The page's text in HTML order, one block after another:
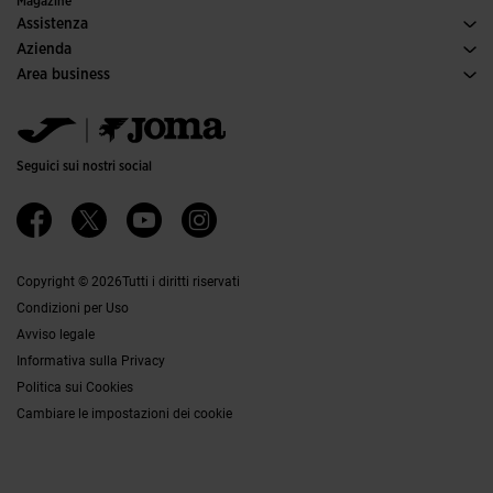
Assistenza
Condizioni per gli acquisti
Trasporti e consegna
FAQs
Azienda
Storia
Canale etico
Responsabilità aziendale
Lavora con noi
Canale Etico
Area business
Jomanet
Area Marketing
Contatti
Seguici sui nostri social
Copyright © 2026Tutti i diritti riservati
Condizioni per Uso
Avviso legale
Informativa sulla Privacy
Politica sui Cookies
Cambiare le impostazioni dei cookie